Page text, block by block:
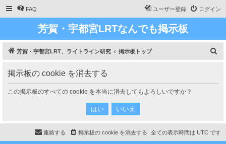
FAQ ログイン
ユーザー登録
芳賀・宇都宮LRTなんでも掲示板
芳賀・宇都宮LRT、ライトライン研究 掲示板トップ
掲示板の cookie を消去する
この掲示板のすべての cookie を本当に消去してもよろしいですか？
全ての表示時間は UTC です
掲示板の cookie を消去する
連絡する